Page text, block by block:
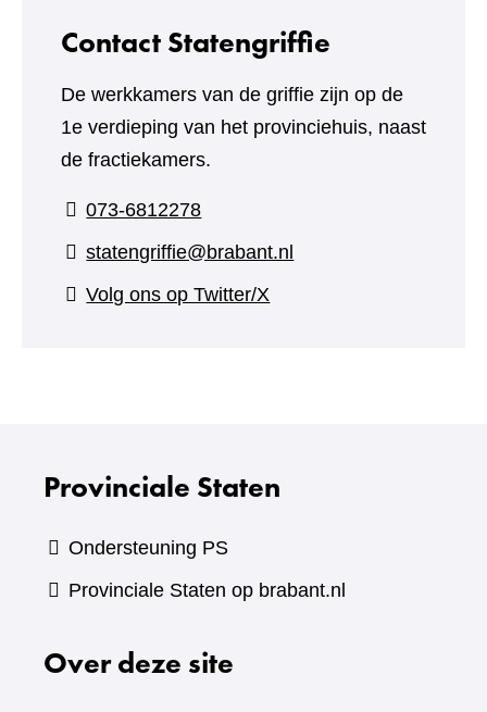
Contact Statengriffie
De werkkamers van de griffie zijn op de
1e verdieping van het provinciehuis, naast
de fractiekamers.
073-6812278
statengriffie@brabant.nl
Volg ons op Twitter/X
Provinciale Staten
Ondersteuning PS
Provinciale Staten op brabant.nl
Over deze site